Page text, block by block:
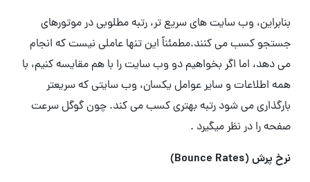
بنابراین، وب سایت های سریع تر، رتبه مطلوبی در موتورهای
جستجو کسب می کنند.مطمئناً این تنها عاملی نیست که انجام
می دهد، اما اگر بخواهیم دو وب سایت را با هم مقایسه کنیم، با
همه اطلاعات و سایر عوامل یکسان، وب سایتی که سریعتر
بارگذاری می شود رتبه بهتری کسب می کند. چون گوگل سرعت
صفحه را در نظر میگیرد .
نرخ پرش (Bounce Rates)